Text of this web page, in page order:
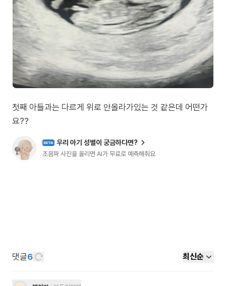
첫째 아들과는 다르게 위로 안올라가있는 것 같은데 어떤가
요??
BETA 우리 아기 성별이 궁금하다면?
초음파 사진을 올리면 AI가 무료로 예측해줘요
댓글6 최신순